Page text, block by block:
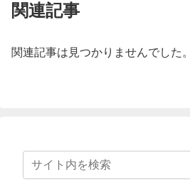
関連記事
関連記事は見つかりませんでした。